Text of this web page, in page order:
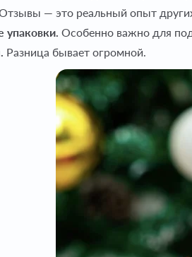
— это реальный опыт
упаковки. Особенно важно для
Разница бывает огромной.